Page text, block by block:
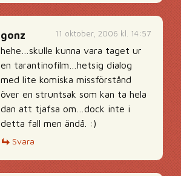
11 oktober, 2006 kl. 14:57
gonz
hehe…skulle kunna vara taget ur
en tarantinofilm…hetsig dialog
med lite komiska missförstånd
över en struntsak som kan ta hela
dan att tjafsa om…dock inte i
detta fall men ändå. :)
Svara